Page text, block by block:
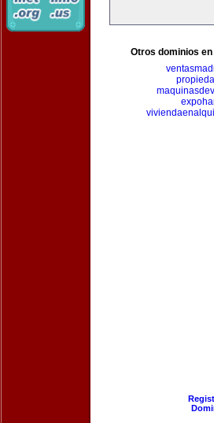
Otros dominios